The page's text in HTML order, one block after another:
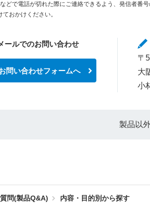
どで電話が切れた際にご連絡できるよう、発信者番
ておかけください。
ールでのお問い合わせ
問い合わせフォームへ
〒
大
小
製品以
問(製品Q&A) 内容・目的別から探す